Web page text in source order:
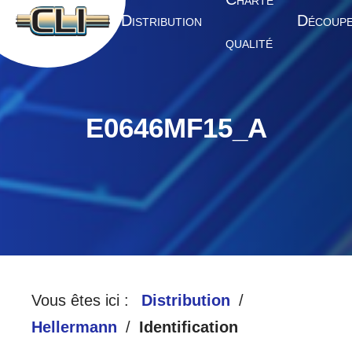
A CCUEIL DISTRIBUTION
QUALITÉ
D
E0646MF15_A
Vous êtes ici :
Distribution
Hellermann
Identification